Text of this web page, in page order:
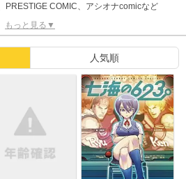
PRESTIGE COMIC、アシオナcomicなど
もっと見る▼
人気順